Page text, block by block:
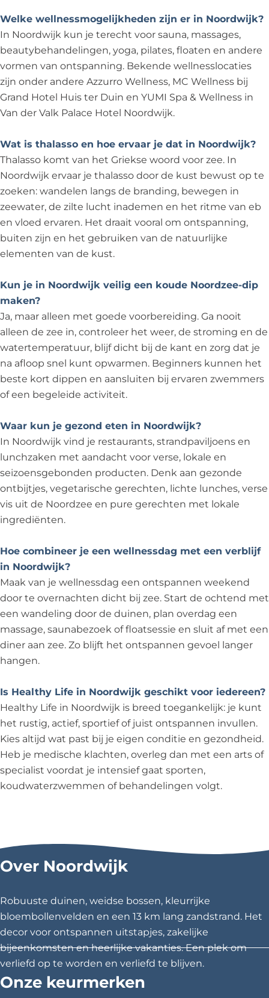
Welke wellnessmogelijkheden zijn er in Noordwijk?
In Noordwijk kun je terecht voor sauna, massages,
beautybehandelingen, yoga, pilates, floaten en andere
vormen van ontspanning. Bekende wellnesslocaties
zijn onder andere Azzurro Wellness, MC Wellness bij
Grand Hotel Huis ter Duin en YUMI Spa & Wellness in
Van der Valk Palace Hotel Noordwijk.
Wat is thalasso en hoe ervaar je dat in Noordwijk?
Thalasso komt van het Griekse woord voor zee. In
Noordwijk ervaar je thalasso door de kust bewust op te
zoeken: wandelen langs de branding, bewegen in
zeewater, de zilte lucht inademen en het ritme van eb
en vloed ervaren. Het draait vooral om ontspanning,
buiten zijn en het gebruiken van de natuurlijke
elementen van de kust.
Kun je in Noordwijk veilig een koude Noordzee-dip
maken?
Ja, maar alleen met goede voorbereiding. Ga nooit
alleen de zee in, controleer het weer, de stroming en de
watertemperatuur, blijf dicht bij de kant en zorg dat je
na afloop snel kunt opwarmen. Beginners kunnen het
beste kort dippen en aansluiten bij ervaren zwemmers
of een begeleide activiteit.
Waar kun je gezond eten in Noordwijk?
In Noordwijk vind je restaurants, strandpaviljoens en
lunchzaken met aandacht voor verse, lokale en
seizoensgebonden producten. Denk aan gezonde
ontbijtjes, vegetarische gerechten, lichte lunches, verse
vis uit de Noordzee en pure gerechten met lokale
ingrediënten.
Hoe combineer je een wellnessdag met een verblijf
in Noordwijk?
Maak van je wellnessdag een ontspannen weekend
door te overnachten dicht bij zee. Start de ochtend met
een wandeling door de duinen, plan overdag een
massage, saunabezoek of floatsessie en sluit af met een
diner aan zee. Zo blijft het ontspannen gevoel langer
hangen.
Is Healthy Life in Noordwijk geschikt voor iedereen?
Healthy Life in Noordwijk is breed toegankelijk: je kunt
het rustig, actief, sportief of juist ontspannen invullen.
Kies altijd wat past bij je eigen conditie en gezondheid.
Heb je medische klachten, overleg dan met een arts of
specialist voordat je intensief gaat sporten,
koudwaterzwemmen of behandelingen volgt.
Over Noordwijk
Robuuste duinen, weidse bossen, kleurrijke
bloembollenvelden en een 13 km lang zandstrand. Het
decor voor ontspannen uitstapjes, zakelijke
bijeenkomsten en heerlijke vakanties. Een plek om
verliefd op te worden en verliefd te blijven.
Onze keurmerken